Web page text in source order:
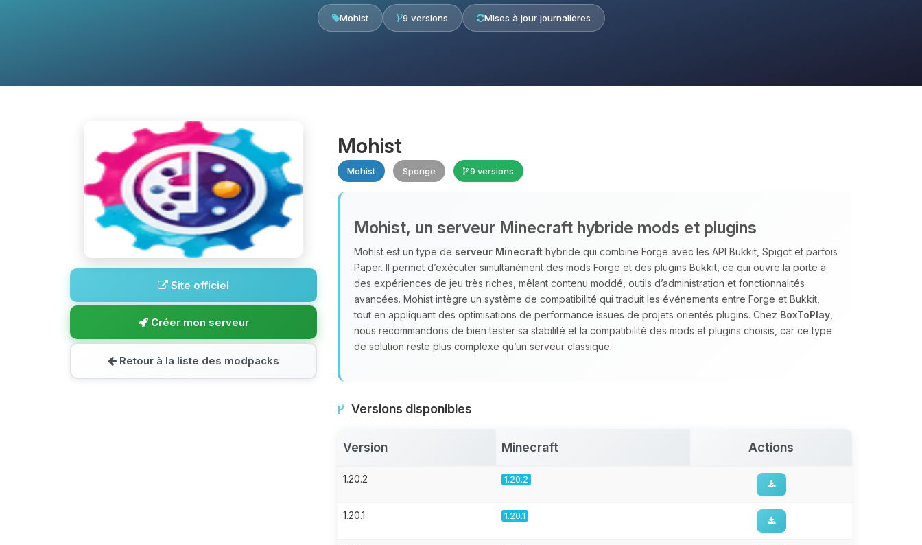
Mohist 9 versions Mises à jour journalières
Site officiel
Créer mon serveur
Retour à la liste des modpacks
Mohist
Mohist Sponge 9 versions
Mohist, un serveur Minecraft hybride mods et plugins
Mohist est un type de serveur Minecraft hybride qui combine Forge avec les API Bukkit, Spigot et parfois
Paper. Il permet d’exécuter simultanément des mods Forge et des plugins Bukkit, ce qui ouvre la porte à
des expériences de jeu très riches, mêlant contenu moddé, outils d’administration et fonctionnalités
avancées. Mohist intègre un système de compatibilité qui traduit les événements entre Forge et Bukkit,
tout en appliquant des optimisations de performance issues de projets orientés plugins. Chez BoxToPlay
nous recommandons de bien tester sa stabilité et la compatibilité des mods et plugins choisis, car ce type
de solution reste plus complexe qu’un serveur classique.
Versions disponibles
Version Minecraft Actions
1.20.2 1.20.2
1.20.1 1.20.1